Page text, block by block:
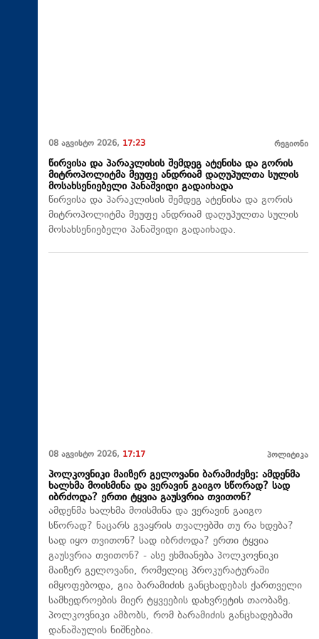
08 აგვისტო 2026, 17:23 რეგიონი
წირვისა და პარაკლისის შემდეგ ატენისა და გორის
მიტროპოლიტმა მეუფე ანდრიამ დაღუპულთა სულის
მოსახსენიებელი პანაშვიდი გადაიხადა
წირვისა და პარაკლისის შემდეგ ატენისა და გორის
მიტროპოლიტმა მეუფე ანდრიამ დაღუპულთა სულის
მოსახსენიებელი პანაშვიდი გადაიხადა.
08 აგვისტო 2026, 17:17 პოლიტიკა
პოლკოვნიკი მაიზერ გელოვანი ბარამიძეზე: ამდენმა
ხალხმა მოისმინა და ვერავინ გაიგო სწორად? სად
იბრძოდა? ერთი ტყვია გაუსვრია თვითონ?
ამდენმა ხალხმა მოისმინა და ვერავინ გაიგო
სწორად? ნაცარს გვაყრის თვალებში თუ რა ხდება?
სად იყო თვითონ? სად იბრძოდა? ერთი ტყვია
გაუსვრია თვითონ? - ასე ეხმიანება პოლკოვნიკი
მაიზერ გელოვანი, რომელიც პროკურატურაში
იმყოფებოდა, გია ბარამიძის განცხადებას ქართველი
სამხედროების მიერ ტყვეების დახვრეტის თაობაზე.
პოლკოვნიკი ამბობს, რომ ბარამიძის განცხადებაში
დანაშაულის ნიშნებია.